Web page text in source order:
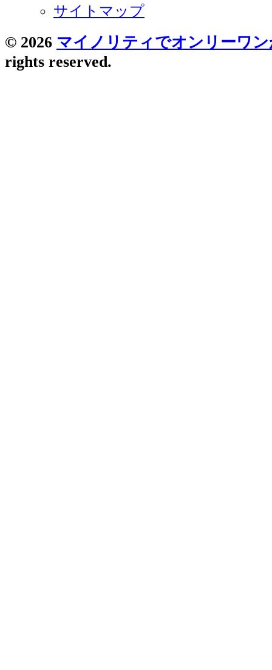
サイトマップ
© 2026 マイノリティでオンリーワ
rights reserved.